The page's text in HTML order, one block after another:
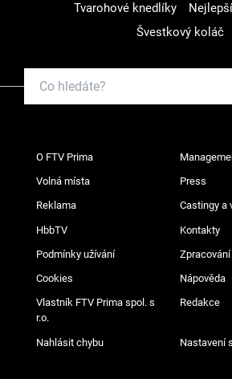
Tvarohové knedlíky
Švestkový koláč
O FTV Prima
Volná místa Press
Reklama Castingy a
HbbTV Kontakty
Podmínky užívání
Cookies Nápověda
Vlastník FTV Prima spol. s
r.o.
Redakce
Nahlásit chybu Nastavení